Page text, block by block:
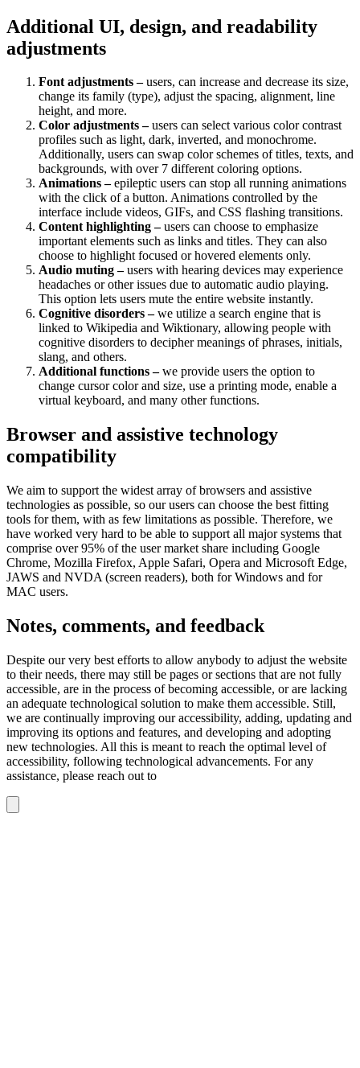
Additional UI, design, and readability
adjustments
Font adjustments –users, can increase and decrease its size,
change its family (type), adjust the spacing, alignment, line
height, and more.
Color adjustments –users can select various color contrast
profiles such as light, dark, inverted, and monochrome.
Additionally, users can swap color schemes of titles, texts, and
backgrounds, with over 7 different coloring options.
Animations –epileptic users can stop all running animations
with the click of a button. Animations controlled by the
interface include videos, GIFs, and CSS flashing transitions.
Content highlighting –users can choose to emphasize
important elements such as links and titles. They can also
choose to highlight focused or hovered elements only.
Audio muting –users with hearing devices may experience
headaches or other issues due to automatic audio playing.
This option lets users mute the entire website instantly.
Cognitive disorders –we utilize a search engine that is
linked to Wikipedia and Wiktionary, allowing people with
cognitive disorders to decipher meanings of phrases, initials,
slang, and others.
Additional functions –we provide users the option to
change cursor color and size, use a printing mode, enable a
virtual keyboard, and many other functions.
Browser and assistive technology
compatibility
We aim to support the widest array of browsers and assistive
technologies as possible, so our users can choose the best fitting
tools for them, with as few limitations as possible. Therefore, we
have worked very hard to be able to support all major systems that
comprise over 95% of the user market share including Google
Chrome, Mozilla Firefox, Apple Safari, Opera and Microsoft Edge,
JAWS and NVDA (screen readers), both for Windows and for
MAC users.
Notes, comments, and feedback
Despite our very best efforts to allow anybody to adjust the website
to their needs, there may still be pages or sections that are not fully
accessible, are in the process of becoming accessible, or are lacking
an adequate technological solution to make them accessible. Still,
we are continually improving our accessibility, adding, updating and
improving its options and features, and developing and adopting
new technologies. All this is meant to reach the optimal level of
accessibility, following technological advancements. For any
assistance, please reach out to